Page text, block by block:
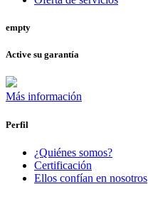
empty
Active su garantía
Más información
Perfil
¿Quiénes somos?
Certificación
Ellos confían en nosotros